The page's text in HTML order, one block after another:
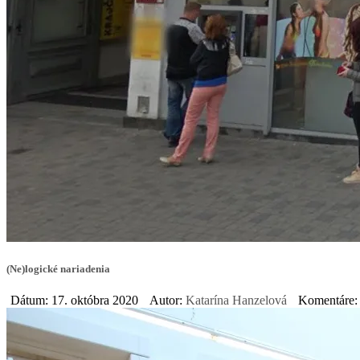
(Ne)logické nariadenia
Dátum: 17. októbra 2020 Autor: Katarína Hanzelová Komentáre: